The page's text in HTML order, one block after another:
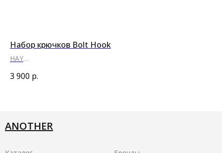
Набор крючков Bolt Hook
HAY
3 900 р.
ANOTHER